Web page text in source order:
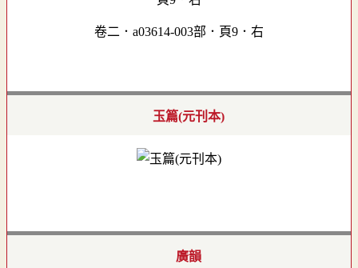
卷二．a03614-003部．頁9．右
玉篇(元刊本)
廣韻